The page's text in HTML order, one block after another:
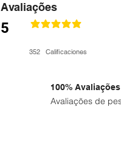
Avaliações
5 la calificación promedio es
352 Calificaciones
100%
Avaliações de